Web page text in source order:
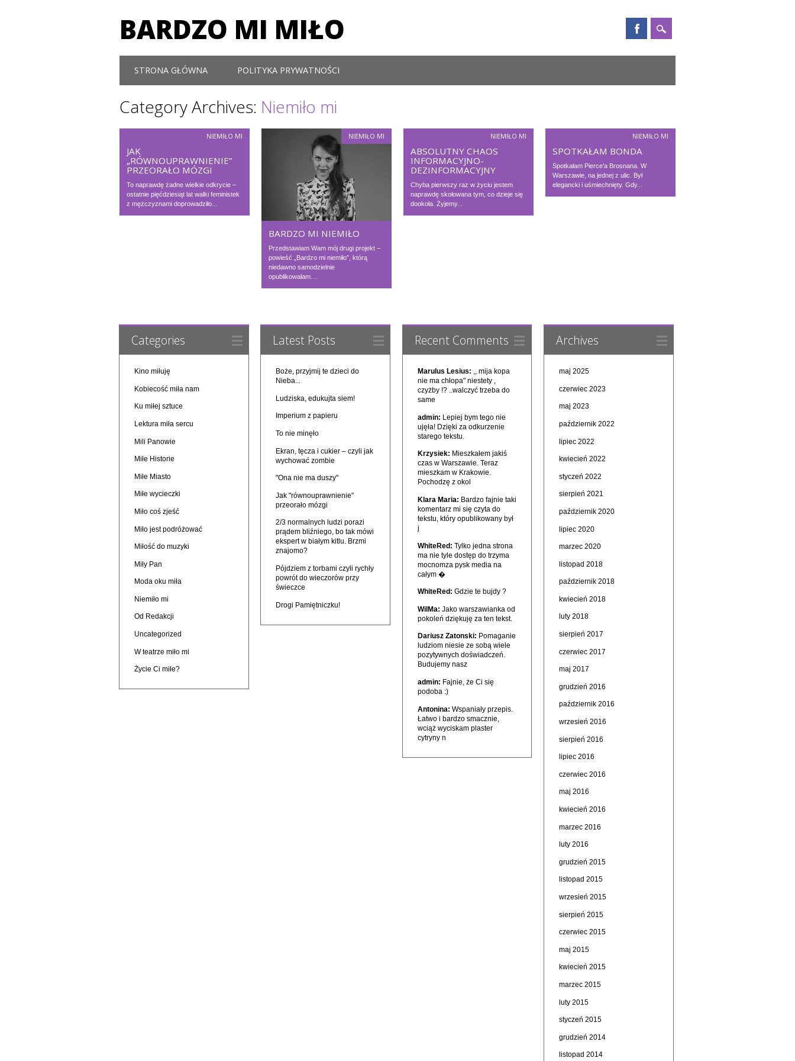
BARDZO MI MIŁO
Main menu
STRONA GŁÓWNA POLITYKA PRYWATNOŚCI
Category Archives: Niemiło mi
NIEMIŁO MI
JAK
„RÓWNOUPRAWNIENIE”
PRZEORAŁO MÓZGI
To naprawdę żadne wielkie odkrycie –
ostatnie pięćdziesiąt lat walki feministek
z mężczyznami doprowadziło...
NIEMIŁO MI
BARDZO MI NIEMIŁO
Przedstawiam Wam mój drugi projekt –
powieść „Bardzo mi niemiło”, którą
niedawno samodzielnie
opublikowałam....
NIEMIŁO MI
ABSOLUTNY CHAOS
INFORMACYJNO-
DEZINFORMACYJNY
Chyba pierwszy raz w życiu jestem
naprawdę skołowana tym, co dzieje się
dookoła. Żyjemy...
NIEMIŁO MI
SPOTKAŁAM BONDA
Spotkałam Pierce’a Brosnana. W
Warszawie, na jednej z ulic. Był
elegancki i uśmiechnięty. Gdy...
Categories
Kino miłuję
Kobiecość miła nam
Ku miłej sztuce
Lektura miła sercu
Mili Panowie
Miłe Historie
Miłe Miasto
Miłe wycieczki
Miło coś zjeść
Miło jest podróżować
Miłość do muzyki
Miły Pan
Moda oku miła
Niemiło mi
Od Redakcji
Uncategorized
W teatrze miło mi
Życie Ci miłe?
Latest Posts
Boże, przyjmij te dzieci do
Nieba...
Ludziska, edukujta siem!
Imperium z papieru
To nie minęło
Ekran, tęcza i cukier – czyli jak
wychować zombie
"Ona nie ma duszy"
Jak "równouprawnienie"
przeorało mózgi
2/3 normalnych ludzi porazi
prądem bliźniego, bo tak mówi
ekspert w białym kitlu. Brzmi
znajomo?
Pójdziem z torbami czyli rychły
powrót do wieczorów przy
świeczce
Drogi Pamiętniczku!
Recent Comments
Marulus Lesius: ,, mija kopa
nie ma chłopa" niestety ,
czyżby !? ..walczyć trzeba do
same
admin: Lepiej bym tego nie
ujęła! Dzięki za odkurzenie
starego tekstu.
Krzysiek: Mieszkałem jakiś
czas w Warszawie. Teraz
mieszkam w Krakowie.
Pochodzę z okol
Klara Maria: Bardzo fajnie taki
komentarz mi się czyta do
tekstu, który opublikowany był
j
WhiteRed: Tylko jedna strona
ma nie tyle dostęp do trzyma
mocnomza pysk media na
całym �
WhiteRed: Gdzie te bujdy ?
WilMa: Jako warszawianka od
pokoleń dziękuję za ten tekst.
Dariusz Zatonski: Pomaganie
ludziom niesie ze sobą wiele
pozytywnych doświadczeń.
Budujemy nasz
admin: Fajnie, że Ci się
podoba :)
Antonina: Wspaniały przepis.
Łatwo i bardzo smacznie,
wciąż wyciskam plaster
cytryny n
Archives
maj 2025
czerwiec 2023
maj 2023
październik 2022
lipiec 2022
kwiecień 2022
styczeń 2022
sierpień 2021
październik 2020
lipiec 2020
marzec 2020
listopad 2018
październik 2018
kwiecień 2018
luty 2018
sierpień 2017
czerwiec 2017
maj 2017
grudzień 2016
październik 2016
wrzesień 2016
sierpień 2016
lipiec 2016
czerwiec 2016
maj 2016
kwiecień 2016
marzec 2016
luty 2016
grudzień 2015
listopad 2015
wrzesień 2015
sierpień 2015
czerwiec 2015
maj 2015
kwiecień 2015
marzec 2015
luty 2015
styczeń 2015
grudzień 2014
listopad 2014